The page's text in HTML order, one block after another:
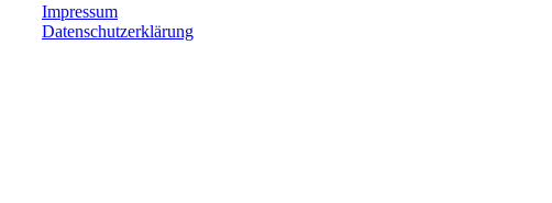
Impressum
Datenschutzerklärung